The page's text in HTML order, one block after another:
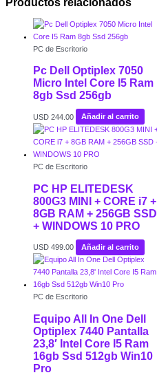
PC de Escritorio
Pc Dell Optiplex 7050
Micro Intel Core I5 Ram
8gb Ssd 256gb
USD 244.00 Añadir al carrito
PC de Escritorio
PC HP ELITEDESK
800G3 MINI + CORE i7 +
8GB RAM + 256GB SSD
+ WINDOWS 10 PRO
USD 499.00 Añadir al carrito
PC de Escritorio
Equipo All In One Dell
Optiplex 7440 Pantalla
23,8′ Intel Core I5 Ram
16gb Ssd 512gb Win10
Pro